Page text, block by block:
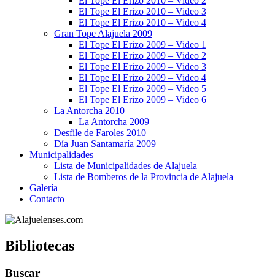
El Tope El Erizo 2010 – Video 3
El Tope El Erizo 2010 – Video 4
Gran Tope Alajuela 2009
El Tope El Erizo 2009 – Video 1
El Tope El Erizo 2009 – Video 2
El Tope El Erizo 2009 – Video 3
El Tope El Erizo 2009 – Video 4
El Tope El Erizo 2009 – Video 5
El Tope El Erizo 2009 – Video 6
La Antorcha 2010
La Antorcha 2009
Desfile de Faroles 2010
Día Juan Santamaría 2009
Municipalidades
Lista de Municipalidades de Alajuela
Lista de Bomberos de la Provincia de Alajuela
Galería
Contacto
Bibliotecas
Buscar